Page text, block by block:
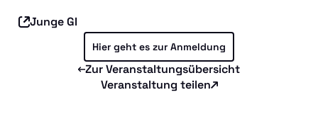
Junge GI
Hier geht es zur Anmeldung
Zur Veranstaltungsübersicht
Veranstaltung teilen